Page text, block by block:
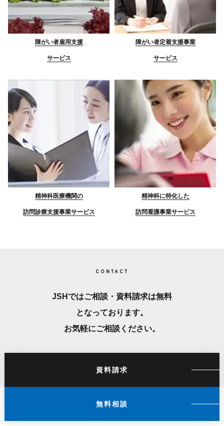
障がい者雇用支援
サービス
障がい者定着支援事業
サービス
精神科医療機関の
訪問診療支援事業サービス
精神科に特化した
訪問看護事業サービス
CONTACT
JSHではご相談・資料請求は無料
となっております。
お気軽にご相談ください。
資料請求
無料相談